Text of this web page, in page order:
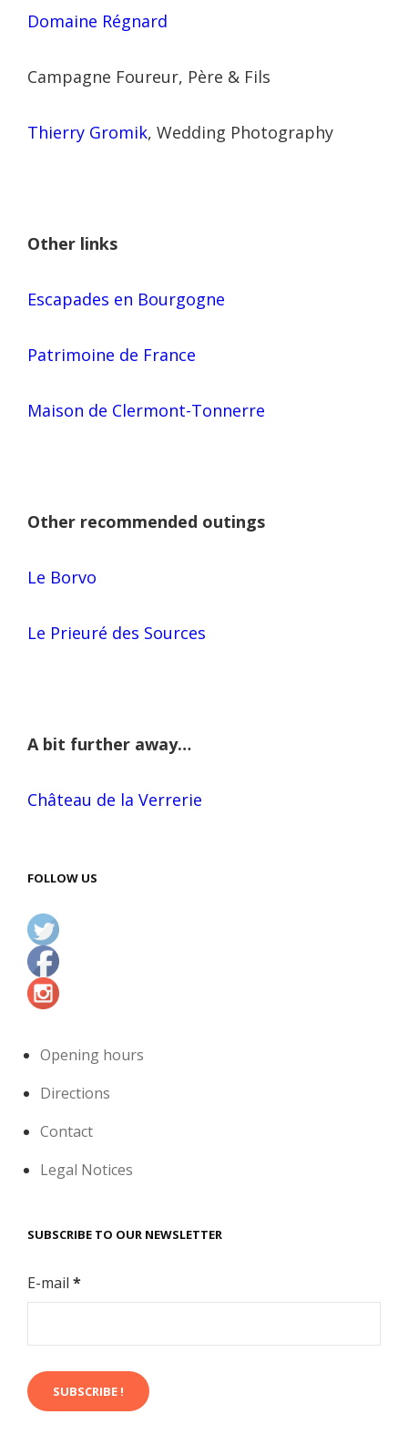
Domaine Régnard
Campagne Foureur, Père & Fils
Thierry Gromik, Wedding Photography
Other links
Escapades en Bourgogne
Patrimoine de France
Maison de Clermont-Tonnerre
Other recommended outings
Le Borvo
Le Prieuré des Sources
A bit further away…
Château de la Verrerie
FOLLOW US
Opening hours
Directions
Contact
Legal Notices
SUBSCRIBE TO OUR NEWSLETTER
E-mail *